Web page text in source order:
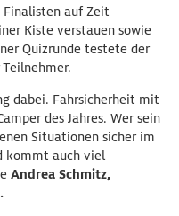
auf Zeit
Kiste verstauen sowie
Quizrunde testete der
Teilnehmer.
dabei. Fahrsicherheit mit
des Jahres. Wer sein
Situationen sicher im
kommt auch viel
Andrea Schmitz,